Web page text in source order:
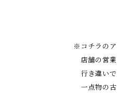
※コチラのア
店舗の営業
行き違いで
一点物の古